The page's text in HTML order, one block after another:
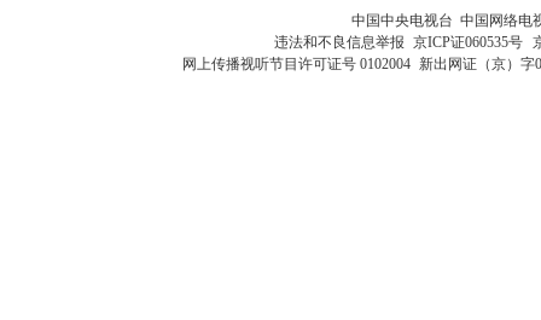
中国中央电视台 中国网络电
违法和不良信息举报 京ICP证060535号
网上传播视听节目许可证号 0102004 新出网证（京）